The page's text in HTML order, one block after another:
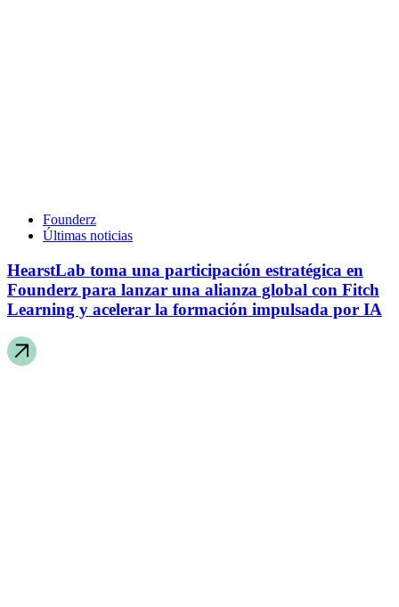
Founderz
Últimas noticias
HearstLab toma una participación estratégica en
Founderz para lanzar una alianza global con Fitch
Learning y acelerar la formación impulsada por IA